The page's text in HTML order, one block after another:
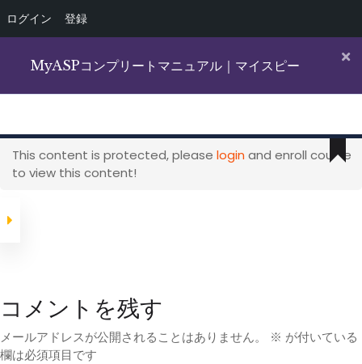
ログイン 登録
ホーム
メールマーケティング
MyASPコンプリートマニュアル｜マイスピー
MyASPコンプリートマニュアル｜マイスピー
This content is protected, please login and enroll course
to view this content!
コメントを残す
メールアドレスが公開されることはありません。 ※ が付いている
欄は必須項目です